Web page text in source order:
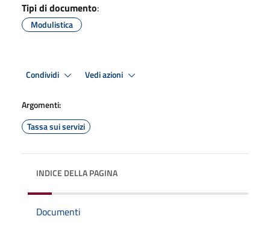
Tipi di documento:
Modulistica
Condividi Vedi azioni
Argomenti:
Tassa sui servizi
INDICE DELLA PAGINA
Documenti